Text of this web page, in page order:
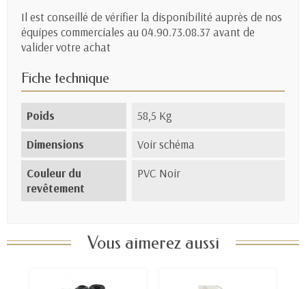
Il est conseillé de vérifier la disponibilité auprès de nos
équipes commerciales au 04.90.73.08.37 avant de
valider votre achat
Fiche technique
Poids
58,5 Kg
Dimensions
Voir schéma
Couleur du
revêtement
PVC Noir
Vous aimerez aussi